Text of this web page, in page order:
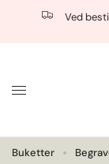
Ved
Buketter